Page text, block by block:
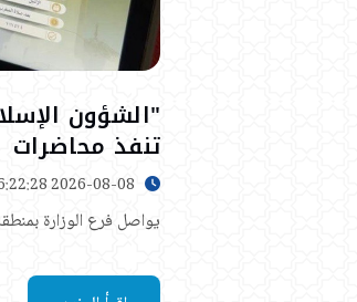
"الشؤون
تنفذ محاضرات
يواصل فرع الوزارة